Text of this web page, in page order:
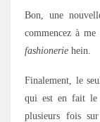
Bon, une
commencez à
fashionerie hein.
Finalement, le
qui est en fait le
plusieurs fois